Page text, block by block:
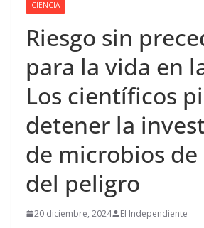
CIENCIA
Riesgo sin
para la vida en
Los científicos
detener la
de microbios de
del peligro
20 diciembre, 2024 El Independiente